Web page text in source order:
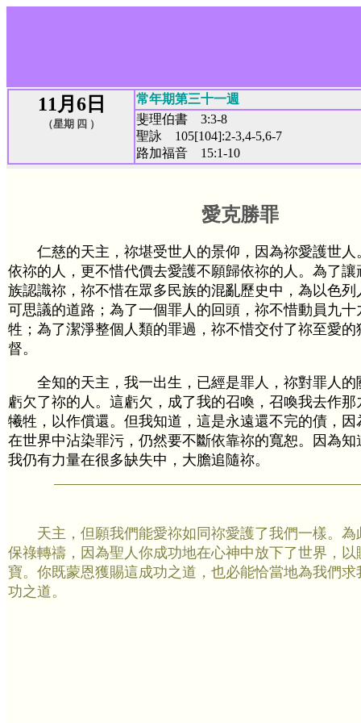
11月6日
（星期 四 ）
常年期第三十一週
斐理伯書 3:3-8
聖詠 105[104]:2-3,4-5,6-7
路加福音 15:1-10
愛克勝罪
仁慈的天主，祢堪受世人的景仰，因為祢愛護世
依祢的人，更不惜代價去愛護不願歸依祢的人。為了
族認識祢，祢不惜在眾多民族的混亂歷史中，為以色
可思議的道路；為了一個罪人的回頭，祢不惜動員九十
牲；為了潔淨整個人類的罪過，祢不惜交付了祢至愛的
督。
全知的天主，我一出生，已經是罪人，祢對罪人
虧欠了祢的人。這虧欠，成了我的召喚，召喚我去作
犧牲，以作償還。但我知道，這是永遠還不完的債，
在世界中沾染罪污，仍然要不斷依靠祢的寬恕。因為
我仍有力量在很多缺失中，大膽追隨祢。
天主，但願我們能愛祢如同祢愛護了我們一樣。
保祿轉禱，因為聖人你成功地在心神中放下了世界，以
寶。你既蒙恩獲賜這成功之道，也必能恰當地為我們
功之道。